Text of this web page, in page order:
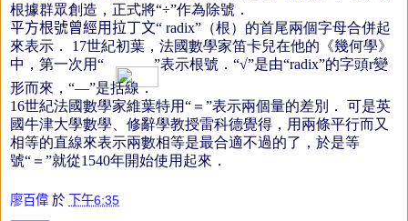
根據群眾創造，正式將“÷”作為除號．
平方根號曾經用拉丁文“ radix”（根）的首尾兩個字母合併起
來表示．
17世紀初葉，法國數學家笛卡兒在他的《幾何學》
中，第一次用“
”表示根號．“√”是由“radix”的字頭r變
形而來，“—”是括線．
16世紀法國數學家維葉特用“＝”表示兩個量的差別．
可是英
國牛津大學數學、修辭學教授雷科德覺得，用兩條平行而又
相等的直線來表示兩數相等是最合適不過的了，於是等
號“＝”就從1540年開始使用起來．
廖百偉 於 下午6:35